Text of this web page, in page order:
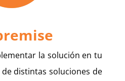
la solución en tu
distintas soluciones de